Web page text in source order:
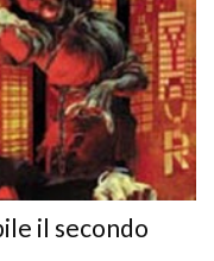
il secondo